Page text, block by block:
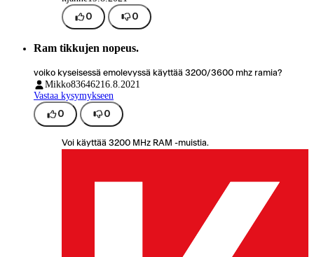
0 0
Ram tikkujen nopeus.
voiko kyseisessä emolevyssä käyttää 3200/3600 mhz ramia?
Mikko83646216.8.2021
Vastaa kysymykseen
0 0
Voi käyttää 3200 MHz RAM -muistia.